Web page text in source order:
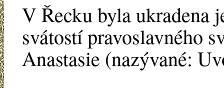
V Řecku byla ukradena
svátostí pravoslavného
Anastasie (nazývané: